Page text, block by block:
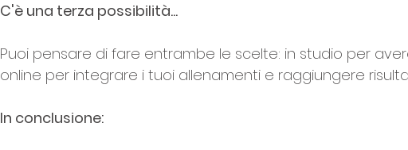
C'è una terza possibilità...
Puoi pensare di fare entrambe le scelte: in studio per
online per integrare i tuoi allenamenti e raggiungere
In conclusione: